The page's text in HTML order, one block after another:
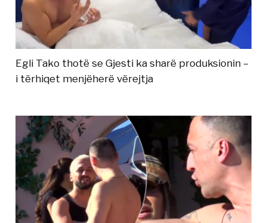
Egli Tako thotë se Gjesti ka sharë produksionin –
i tërhiqet menjëherë vërejtja